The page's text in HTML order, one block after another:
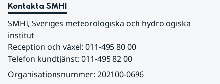
Kontakta SMHI
SMHI, Sveriges meteorologiska och hydrologiska
institut
Reception och växel: 011-495 80 00
Telefon kundtjänst: 011-495 82 00
Organisationsnummer: 202100-0696